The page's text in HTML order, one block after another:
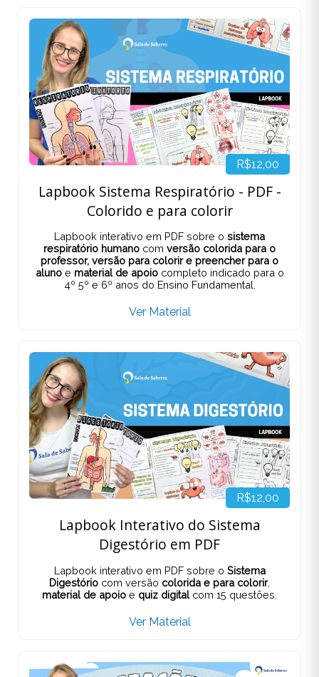
R$12,00
Lapbook Sistema Respiratório - PDF -
Colorido e para colorir
Lapbook interativo em PDF sobre o sistema
respiratório humano com versão colorida para o
professor, versão para colorir e preencher para o
alunoe material de apoiocompleto indicado para o
4º 5º e 6º anos do Ensino Fundamental.
Ver Material
R$12,00
Lapbook Interativo do Sistema
Digestório em PDF
Lapbook interativo em PDF sobre o Sistema
Digestório com versão colorida e para colorir,
material de apoio e quiz digitalcom 15 questões.
Ver Material